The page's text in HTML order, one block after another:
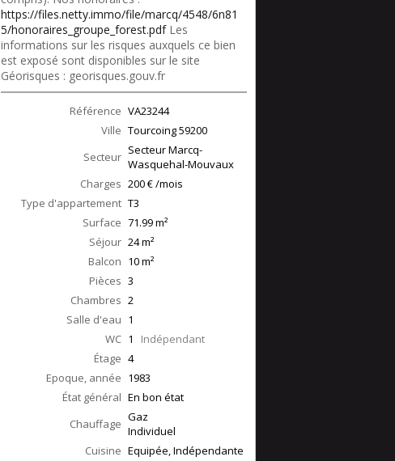
https://files.netty.immo/file/marcq/4548/6n81
5/honoraires_groupe_forest.pdfLes
informations sur les risques auxquels ce bien
est exposé sont disponibles sur le site
Géorisques : georisques.gouv.fr
Référence VA23244
Ville Tourcoing59200
Secteur Secteur Marcq-
Wasquehal-Mouvaux
Charges 200 € /mois
Type d'appartement T3
Surface 71.99m²
Séjour 24m²
Balcon 10m²
Pièces 3
Chambres 2
Salle d'eau 1
WC 1 Indépendant
Étage 4
Epoque, année 1983
État général En bon état
Chauffage Gaz
Individuel
Cuisine Equipée, Indépendante